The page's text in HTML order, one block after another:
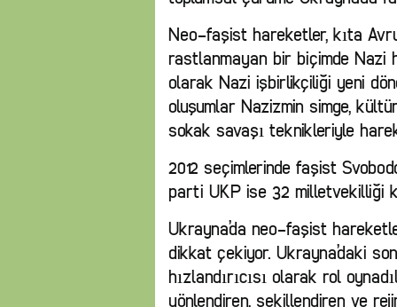
Neo-faşist hareketler, kıta
rastlanmayan bir biçimde Nazi
olarak Nazi işbirlikçiliği yeni
oluşumlar Nazizmin simge,
sokak savaşı teknikleriyle
2012 seçimlerinde faşist
parti UKP ise 32 milletvekilliği
Ukrayna’da neo-faşist
dikkat çekiyor. Ukrayna’daki
hızlandırıcısı olarak rol
yönlendiren, şekillendiren ve